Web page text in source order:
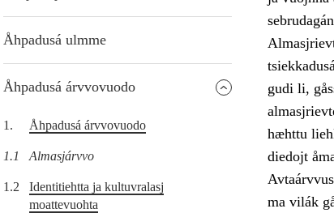
Åhpadusá ulmme
Åhpadusá árvvovuodo
1. Åhpadusá árvvovuodo
1.1 Almasjárvvo
1.2
Identitiehtta ja kultuvralasj
moattevuohta
gudi li,
hæhttu
diedojt
ma vilák